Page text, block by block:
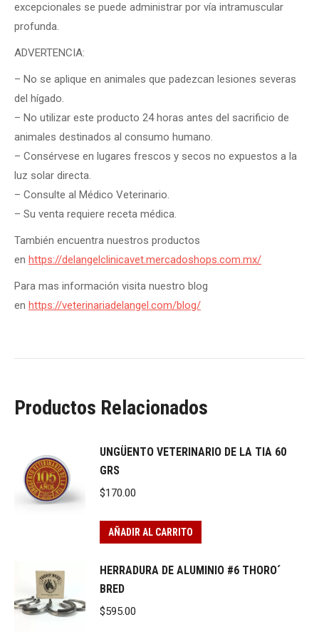
excepcionales se puede administrar por vía intramuscular
profunda.
ADVERTENCIA:
– No se aplique en animales que padezcan lesiones severas
del hígado.
– No utilizar este producto 24 horas antes del sacrificio de
animales destinados al consumo humano.
– Consérvese en lugares frescos y secos no expuestos a la
luz solar directa.
– Consulte al Médico Veterinario.
– Su venta requiere receta médica.
También encuentra nuestros productos
en https://delangelclinicavet.mercadoshops.com.mx/
Para mas información visita nuestro blog
en https://veterinariadelangel.com/blog/
Productos Relacionados
UNGÜENTO VETERINARIO DE LA TIA 60
GRS
$170.00
AÑADIR AL CARRITO
HERRADURA DE ALUMINIO #6 THORO´
BRED
$595.00